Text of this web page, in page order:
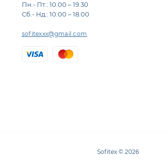
Пн.- Пт.: 10.00 – 19.30
Сб.- Нд.: 10.00 – 18.00
sofitexxx@gmail.com
Sofitex © 2026